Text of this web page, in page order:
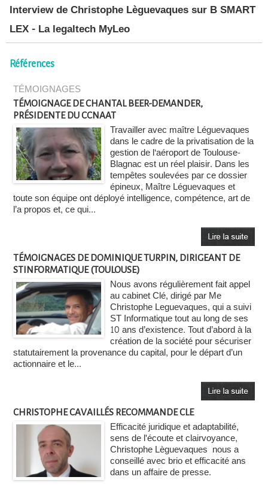
Interview de Christophe Lèguevaques sur B SMART
LEX - La legaltech MyLeo
Références
TÉMOIGNAGES
TÉMOIGNAGE DE CHANTAL BEER-DEMANDER,
PRÉSIDENTE DU CCNAAT
Travailler avec maître Léguevaques
dans le cadre de la privatisation de la
gestion de l‘aéroport de Toulouse-
Blagnac est un réel plaisir. Dans les
tempêtes soulevées par ce dossier
épineux, Maître Léguevaques et
toute son équipe ont déployé intelligence, compétence, art de
l’a propos et, ce qui...
TÉMOIGNAGES DE DOMINIQUE TURPIN, DIRIGEANT DE
STINFORMATIQUE (TOULOUSE)
Nous avons régulièrement fait appel
au cabinet Clé, dirigé par Me
Christophe Leguevaques, qui a suivi
ST Informatique tout au long de ses
10 ans d’existence. Tout d’abord à la
création de la société pour sécuriser
statutairement la provenance du capital, pour le départ d’un
actionnaire et le...
CHRISTOPHE CAVAILLÉS RECOMMANDE CLE
Efficacité juridique et adaptabilité,
sens de l'écoute et clairvoyance,
Christophe Lèguevaques nous a
conseillé avec brio et efficacité ans
dans un affaire de presse.